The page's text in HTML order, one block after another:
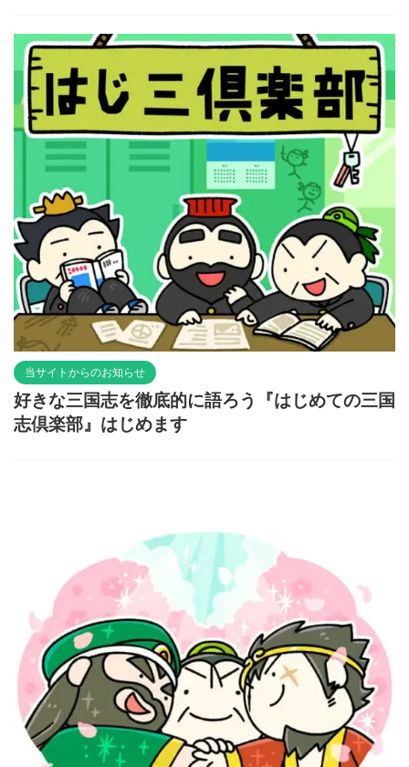
当サイトからのお知らせ
好きな三国志を徹底的に語ろう『はじめての三国
志倶楽部』はじめます